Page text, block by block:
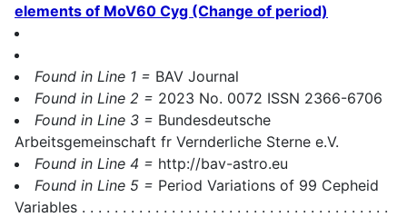
elements of MoV60 Cyg (Change of period)
Found in Line 1 = BAV Journal
Found in Line 2 = 2023 No. 0072 ISSN 2366-6706
Found in Line 3 = Bundesdeutsche
Arbeitsgemeinschaft fr Vernderliche Sterne e.V.
Found in Line 4 = http://bav-astro.eu
Found in Line 5 = Period Variations of 99 Cepheid
Variables . . . . . . . . . . . . . . . . . . . . . . . . . . . . . . . . . . . . . .